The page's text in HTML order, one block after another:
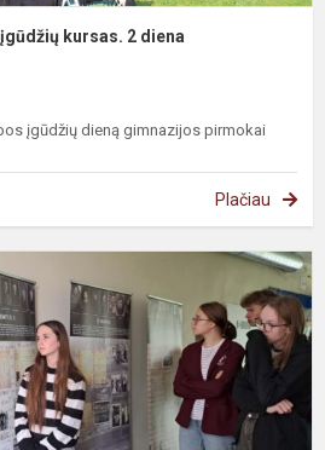
kursas. 2 diena
įgūdžių dieną gimnazijos pirmokai
Plačiau